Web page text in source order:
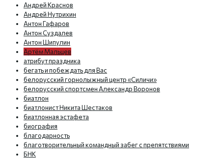
Андрей Краснов
Андрей Нутрихин
Антон Гафаров
Антон Суздалев
Антон Шипулин
Артём Мальцев
атрибут праздника
бегать и побеждать для Вас
белорусский горнолыжный центр «Силичи»
белорусский спортсмен Александр Воронов
биатлон
биатлонист Никита Шестаков
биатлонная эстафета
биография
благодарность
благотворительный командный забег с препятствиями
БНК